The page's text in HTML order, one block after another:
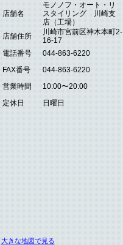
店舗名
モノノフ・オート・リ
スタイリング 川崎支
店（工場）
店舗住所
川崎市宮前区神木本町2-
16-17
電話番号
044-863-6220
FAX番号
044-863-6220
営業時間
10:00〜20:00
定休日
日曜日
大きな地図で見る